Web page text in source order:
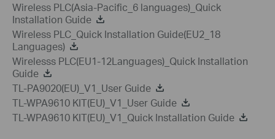
Wireless PLC(Asia-Pacific_6 languages)_Quick
Installation Guide
Wireless PLC_Quick Installation Guide(EU2_18
Languages)
Wirelesss PLC(EU1-12Languages)_Quick Installation
Guide
TL-PA9020(EU)_V1_User Guide
TL-WPA9610 KIT(EU)_V1_User Guide
TL-WPA9610 KIT(EU)_V1_Quick Installation Guide